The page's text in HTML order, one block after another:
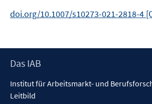
doi.org/10.1007/s10273-021-2818-4
Footer
Das IAB
Institut für Arbeitsmarkt- und
Leitbild